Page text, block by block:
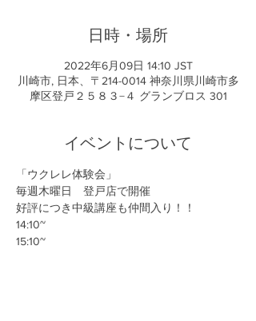
日時・場所
2022年6月09日 14:10 JST
川崎市, 日本、〒214-0014 神奈川県川崎市多
摩区登戸２５８３−４ グランブロス 301
イベントについて
「ウクレレ体験会」
毎週木曜日　登戸店で開催
好評につき中級講座も仲間入り！！
14:10~
15:10~